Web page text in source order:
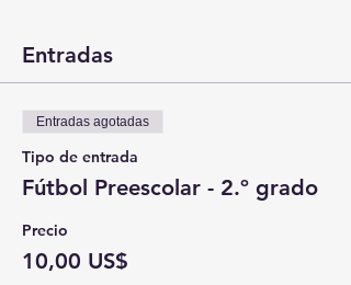
Entradas
Entradas agotadas
Tipo de entrada
Fútbol Preescolar - 2.º grado
Precio
10,00 US$